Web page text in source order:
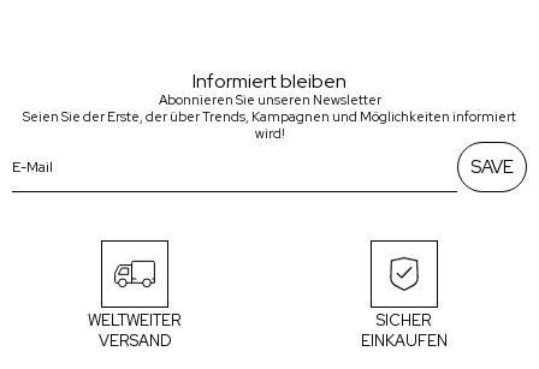
Informiert bleiben
Abonnieren Sie unseren Newsletter
Seien Sie der Erste, der über Trends, Kampagnen und Möglichkeiten informiert
wird!
SAVE
WELTWEITER
VERSAND
SICHER
EINKAUFEN